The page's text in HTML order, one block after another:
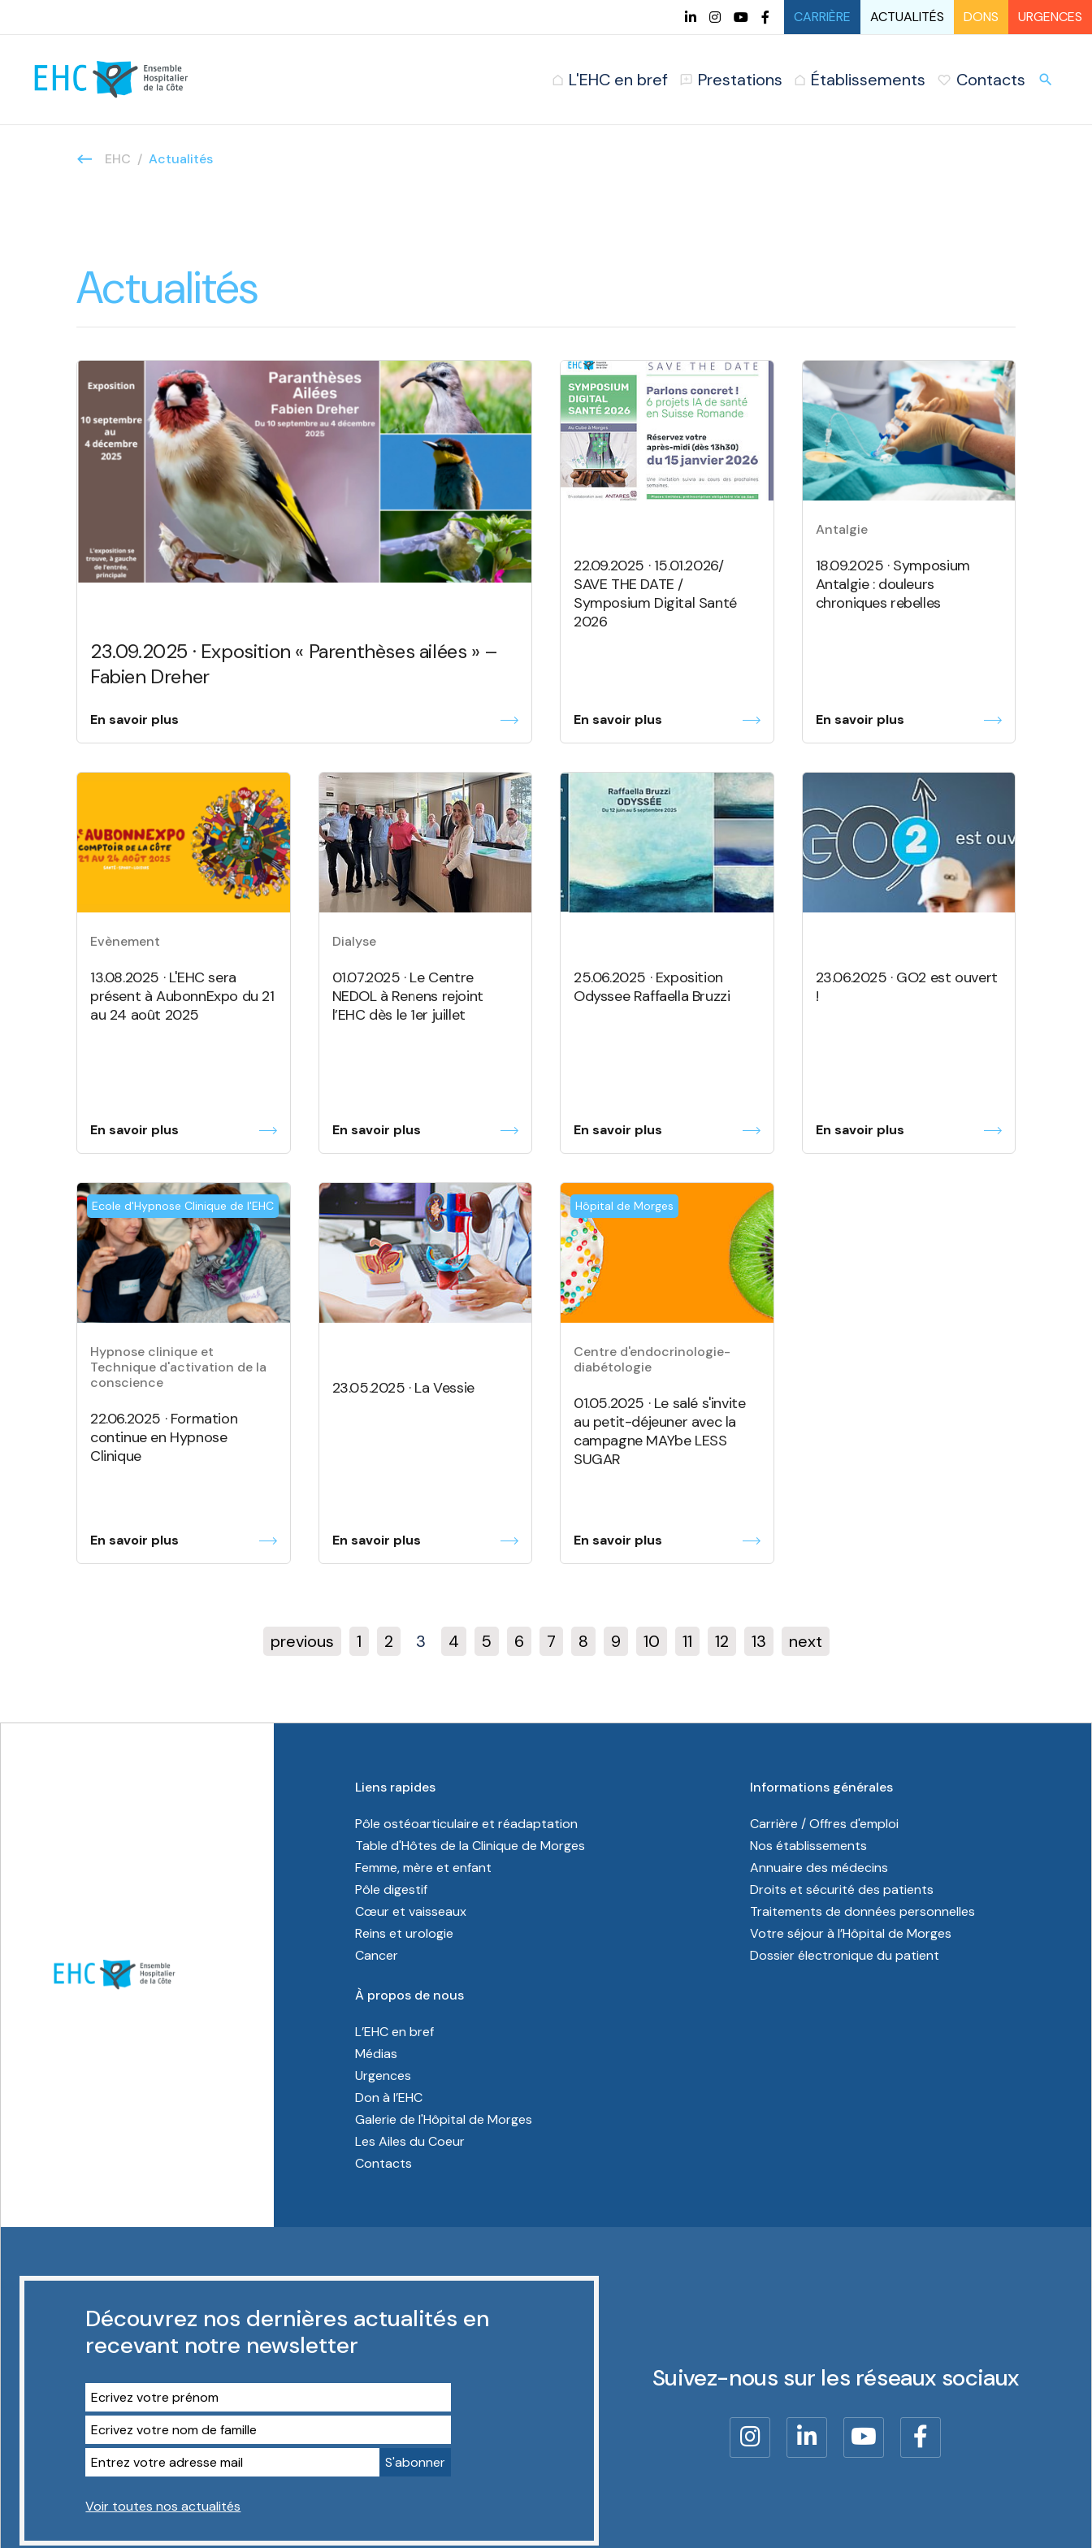
CARRIÈRE ACTUALITÉS DONS URGENCES
L'EHC en bref Prestations Établissements Contacts search
EHC Actualités
Actualités
23.09.2025 · Exposition « Parenthèses ailées » –
Fabien Dreher
En savoir plus
22.09.2025 · 15.01.2026/
SAVE THE DATE /
Symposium Digital Santé
2026
En savoir plus
Antalgie
18.09.2025 · Symposium
Antalgie : douleurs
chroniques rebelles
En savoir plus
Evènement
13.08.2025 · L'EHC sera
présent à AubonnExpo du 21
au 24 août 2025
En savoir plus
Dialyse
01.07.2025 · Le Centre
NEDOL à Renens rejoint
l’EHC dès le 1er juillet
En savoir plus
25.06.2025 · Exposition
Odyssee Raffaella Bruzzi
En savoir plus
23.06.2025 · GO2 est ouvert
!
En savoir plus
Ecole d'Hypnose Clinique de l'EHC
Hypnose clinique et
Technique d'activation de la
conscience
22.06.2025 · Formation
continue en Hypnose
Clinique
En savoir plus
23.05.2025 · La Vessie
En savoir plus
Hôpital de Morges
Centre d'endocrinologie-
diabétologie
01.05.2025 · Le salé s'invite
au petit-déjeuner avec la
campagne MAYbe LESS
SUGAR
En savoir plus
previous 1 2 3 4 5 6 7 8 9 10 11 12 13 next
Liens rapides
Pôle ostéoarticulaire et réadaptation
Table d'Hôtes de la Clinique de Morges
Femme, mère et enfant
Pôle digestif
Cœur et vaisseaux
Reins et urologie
Cancer
Informations générales
Carrière / Offres d'emploi
Nos établissements
Annuaire des médecins
Droits et sécurité des patients
Traitements de données personnelles
Votre séjour à l’Hôpital de Morges
Dossier électronique du patient
À propos de nous
L’EHC en bref
Médias
Urgences
Don à l’EHC
Galerie de l'Hôpital de Morges
Les Ailes du Coeur
Contacts
Découvrez nos dernières actualités en
recevant notre newsletter
Voir toutes nos actualités
Suivez-nous sur les réseaux sociaux